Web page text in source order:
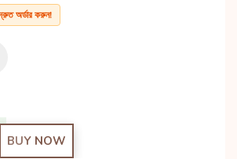
অর্ডার করুন!
BUY NOW